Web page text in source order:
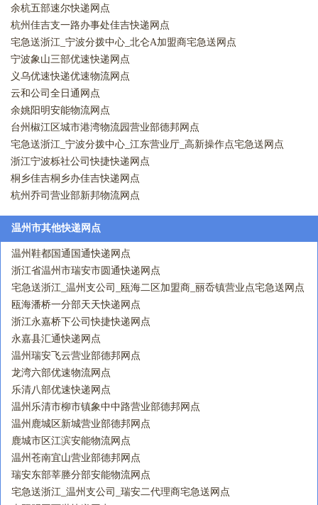
余杭五部速尔快递网点
杭州佳吉支一路办事处佳吉快递网点
宅急送浙江_宁波分拨中心_北仑A加盟商宅急送网点
宁波象山三部优速快递网点
义乌优速快递优速物流网点
云和公司全日通网点
余姚阳明安能物流网点
台州椒江区城市港湾物流园营业部德邦网点
宅急送浙江_宁波分拨中心_江东营业厅_高新操作点宅急送网点
浙江宁波栎社公司快捷快递网点
桐乡佳吉桐乡办佳吉快递网点
杭州乔司营业部新邦物流网点
温州市其他快递网点
温州鞋都国通国通快递网点
浙江省温州市瑞安市圆通快递网点
宅急送浙江_温州支公司_瓯海二区加盟商_丽岙镇营业点宅急送网点
瓯海潘桥一分部天天快递网点
浙江永嘉桥下公司快捷快递网点
永嘉县汇通快递网点
温州瑞安飞云营业部德邦网点
龙湾六部优速物流网点
乐清八部优速快递网点
温州乐清市柳市镇象中中路营业部德邦网点
温州鹿城区新城营业部德邦网点
鹿城市区江滨安能物流网点
温州苍南宜山营业部德邦网点
瑞安东部莘塍分部安能物流网点
宅急送浙江_温州支公司_瑞安二代理商宅急送网点